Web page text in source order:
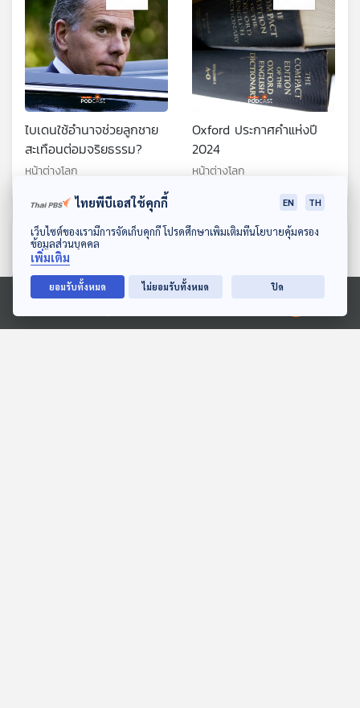
ดาวน์โหลด Thai PBS Podcast Application
Ⓒ 2020 องค์การกระจายเสียงและแพร่ภาพสาธารณะแห่งประเทศไทย
ไบเดนใช้อำนาจช่วยลูกชาย
สะเทือนต่อมจริยธรรม?
หน้าต่างโลก
Oxford ประกาศคำแห่งปี
2024
หน้าต่างโลก
ตอนที่เกี่ยวข้อง
ไทยพีบีเอสใช้คุกกี้ EN TH
เว็บไซต์ของเรามีการจัดเก็บคุกกี้ โปรดศึกษาเพิ่มเติมที่นโยบายคุ้มครอง
ข้อมูลส่วนบุคคล
เพิ่มเติม
ยอมรับทั้งหมด ไม่ยอมรับทั้งหมด ปิด